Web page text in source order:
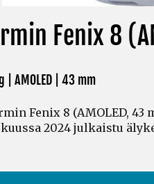
Fenix 8
| AMOLED | 43 mm
Fenix 8 (AMOLED, 43
2024 julkaistu